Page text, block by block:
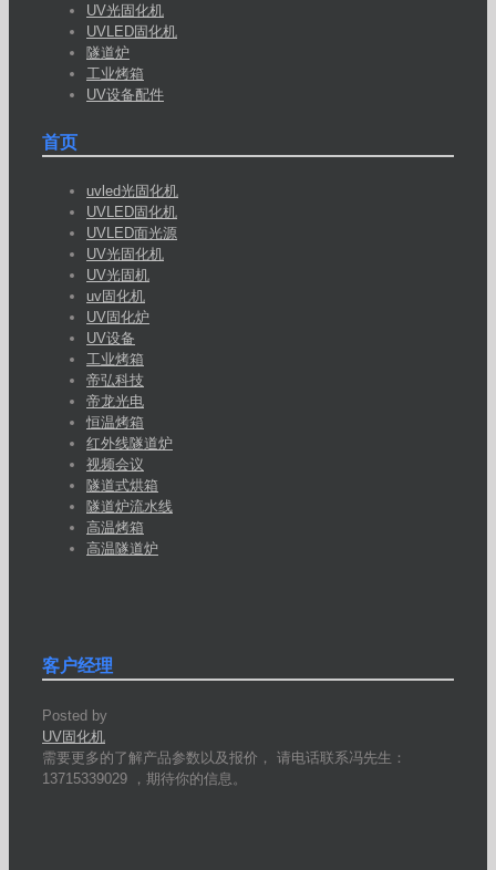
UV光固化机
UVLED固化机
隧道炉
工业烤箱
UV设备配件
首页
uvled光固化机
UVLED固化机
UVLED面光源
UV光固化机
UV光固机
uv固化机
UV固化炉
UV设备
工业烤箱
帝弘科技
帝龙光电
恒温烤箱
红外线隧道炉
视频会议
隧道式烘箱
隧道炉流水线
高温烤箱
高温隧道炉
客户经理
Posted by
UV固化机
需要更多的了解产品参数以及报价， 请电话联系冯先生：
13715339029 ，期待你的信息。